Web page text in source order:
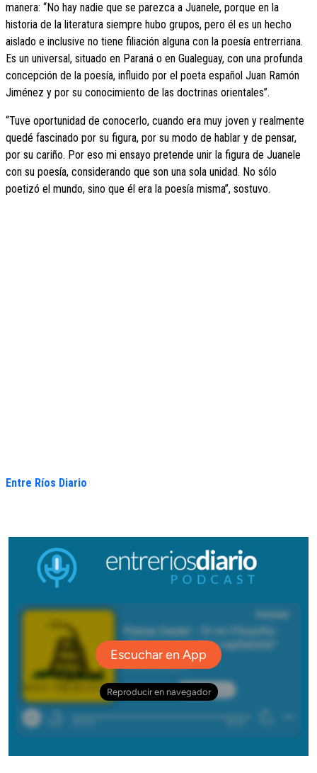
manera: “No hay nadie que se parezca a Juanele, porque en la
historia de la literatura siempre hubo grupos, pero él es un hecho
aislado e inclusive no tiene filiación alguna con la poesía entrerriana.
Es un universal, situado en Paraná o en Gualeguay, con una profunda
concepción de la poesía, influido por el poeta español Juan Ramón
Jiménez y por su conocimiento de las doctrinas orientales”.
“Tuve oportunidad de conocerlo, cuando era muy joven y realmente
quedé fascinado por su figura, por su modo de hablar y de pensar,
por su cariño. Por eso mi ensayo pretende unir la figura de Juanele
con su poesía, considerando que son una sola unidad. No sólo
poetizó el mundo, sino que él era la poesía misma”, sostuvo.
Entre Ríos Diario